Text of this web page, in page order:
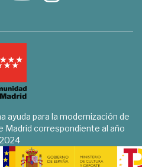
ayuda para la modernización de
Madrid correspondiente al año
2024